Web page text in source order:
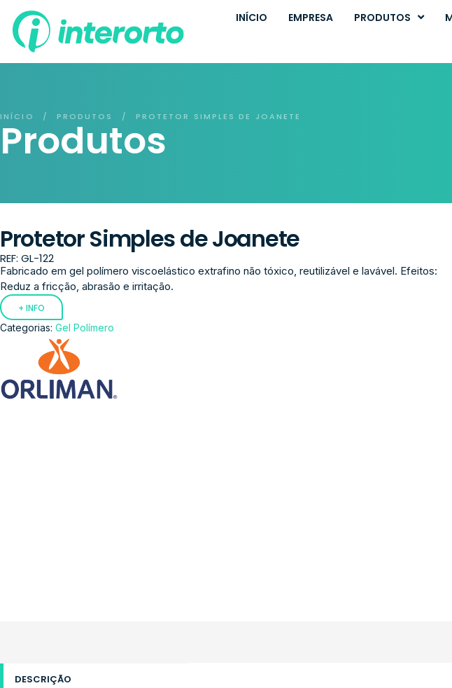
INÍCIO EMPRESA PRODUTOS
INÍCIO / PRODUTOS / PROTETOR SIMPLES DE JOANETE
Produtos
Protetor Simples de Joanete
REF: GL-122
Fabricado em gel polímero viscoelástico extrafino não tóxico, reutilizável e lavável. Efeitos:
Reduz a fricção, abrasão e irritação.
+ INFO
Categorias: Gel Polímero
DESCRIÇÃO